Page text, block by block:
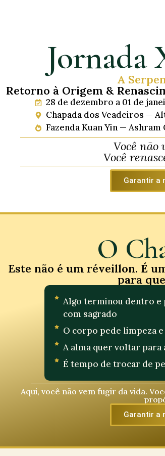
Jornada
A
Retorno à Origem &
28 de dezembro a 01 de
Chapada dos Veadeiros —
Fazenda Kuan Yin — Ashram
Você não
Você
Garantir a
O
Este não é um réveillon. É
para
Algo terminou dentro e
com sagrado
O corpo pede limpeza
A alma quer voltar para
É tempo de trocar de
Aqui, você não vem fugir da vida.
Garantir a